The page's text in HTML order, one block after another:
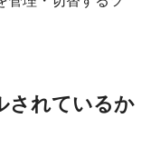
されているか